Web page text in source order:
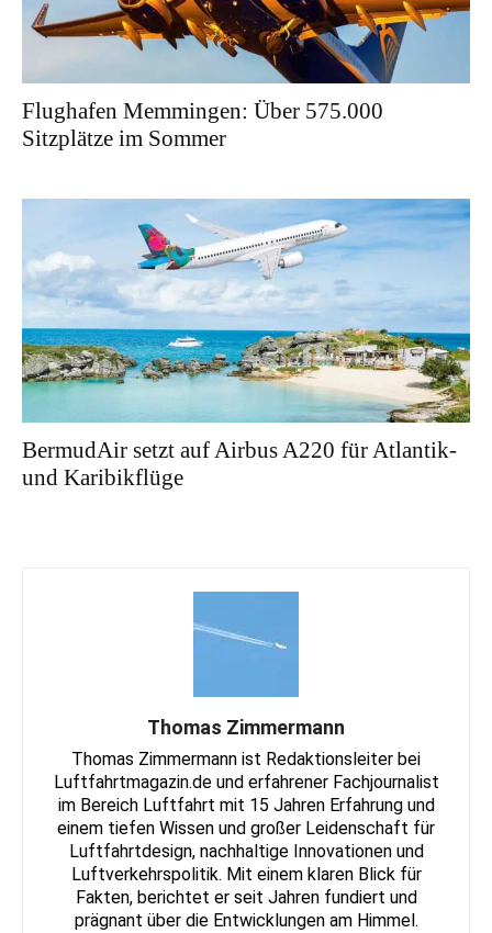
Flughafen Memmingen: Über 575.000
Sitzplätze im Sommer
BermudAir setzt auf Airbus A220 für Atlantik-
und Karibikflüge
Thomas Zimmermann
Thomas Zimmermann ist Redaktionsleiter bei
Luftfahrtmagazin.de und erfahrener Fachjournalist
im Bereich Luftfahrt mit 15 Jahren Erfahrung und
einem tiefen Wissen und großer Leidenschaft für
Luftfahrtdesign, nachhaltige Innovationen und
Luftverkehrspolitik. Mit einem klaren Blick für
Fakten, berichtet er seit Jahren fundiert und
prägnant über die Entwicklungen am Himmel.